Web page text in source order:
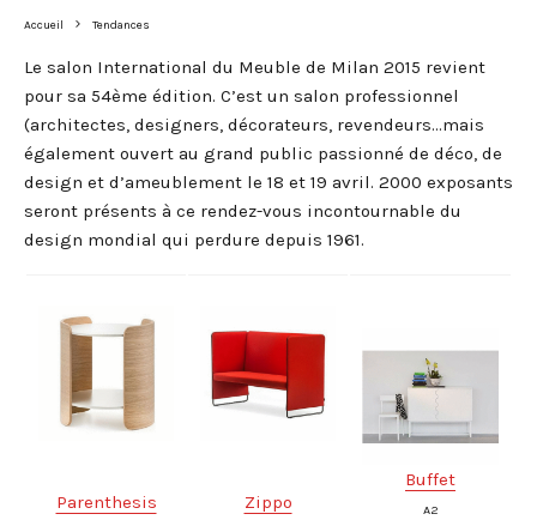
Accueil Tendances
Le salon International du Meuble de Milan 2015 revient
pour sa 54ème édition. C’est un salon professionnel
(architectes, designers, décorateurs, revendeurs…mais
également ouvert au grand public passionné de déco, de
design et d’ameublement le 18 et 19 avril. 2000 exposants
seront présents à ce rendez-vous incontournable du
design mondial qui perdure depuis 1961.
Parenthesis Zippo
Buffet
A2